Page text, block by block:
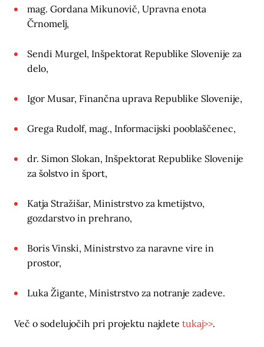
mag. Gordana Mikunovič, Upravna enota
Črnomelj,
Sendi Murgel, Inšpektorat Republike Slovenije za
delo,
Igor Musar, Finančna uprava Republike Slovenije,
Grega Rudolf, mag., Informacijski pooblaščenec,
dr. Simon Slokan, Inšpektorat Republike Slovenije
za šolstvo in šport,
Katja Stražišar, Ministrstvo za kmetijstvo,
gozdarstvo in prehrano,
Boris Vinski, Ministrstvo za naravne vire in
prostor,
Luka Žigante, Ministrstvo za notranje zadeve.
Več o sodelujočih pri projektu najdete tukaj>>.